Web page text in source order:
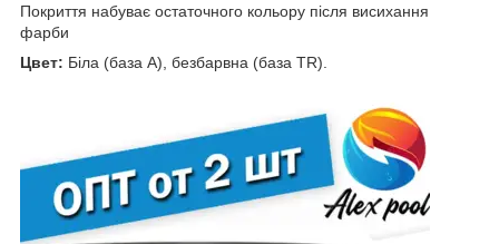
Покриття набуває остаточного кольору після висихання
фарби
Цвет: Біла (база А), безбарвна (база TR).